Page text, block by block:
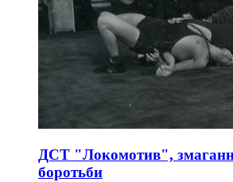
ДСТ "Локомотив",
боротьби